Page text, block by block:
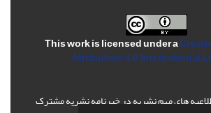
This work is licensed under a
Attribution 4.0 International
های مهم نشریه در خبرنامه نشریه مشترک